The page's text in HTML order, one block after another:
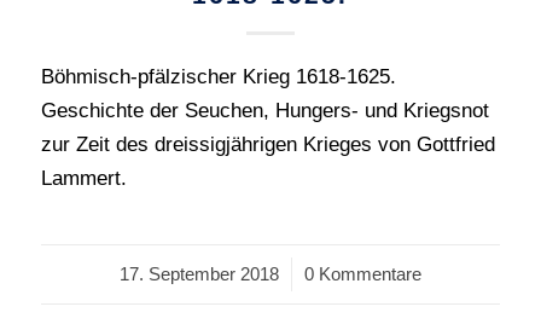
Böhmisch-pfälzischer Krieg 1618-1625.
Geschichte der Seuchen, Hungers- und Kriegsnot
zur Zeit des dreissigjährigen Krieges von Gottfried
Lammert.
17. September 2018
/ 0 Kommentare